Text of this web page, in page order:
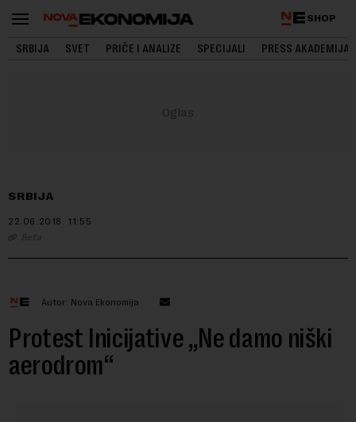
SHOP
SRBIJA SVET PRIČE I ANALIZE SPECIJALI PRESS AKADEMIJA
SRBIJA
22.06.2018. 11:55
Beta
Autor: Nova Ekonomija
Protest Inicijative „Ne damo niški
aerodrom“